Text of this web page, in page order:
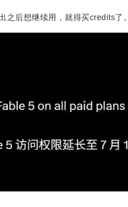
之后想继续用，就得买credits了。